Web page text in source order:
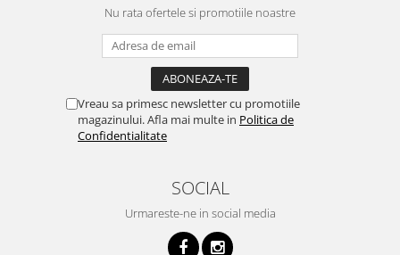
Nu rata ofertele si promotiile noastre
Vreau sa primesc newsletter cu promotiile
magazinului. Afla mai multe in Politica de
Confidentialitate
SOCIAL
Urmareste-ne in social media